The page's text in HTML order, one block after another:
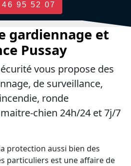
46 95 52 07
gardiennage et
Pussay
vous propose des
de surveillance,
ronde
chien 24h/24 et 7j/7
protection aussi bien des
particuliers est une affaire de